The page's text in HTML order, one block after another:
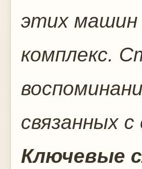
этих машин
комплекс.
связанных
Ключевые